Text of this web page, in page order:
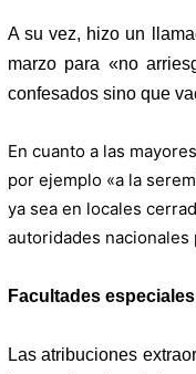
A su vez, hizo un
marzo para «no
confesados sino que
En cuanto a las
por ejemplo «a la
ya sea en locales
autoridades
Facultades
Las atribuciones